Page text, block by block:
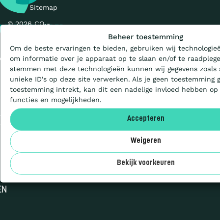
Beheer toestemming
Om de beste ervaringen te bieden, gebruiken wij
om informatie over je apparaat op te slaan en/of te
stemmen met deze technologieën kunnen wij gegevens zoals
unieke ID's op deze site verwerken. Als je geen toestemming
toestemming intrekt, kan dit een nadelige invloed hebben op
functies en mogelijkheden.
Accepteren
Weigeren
Bekijk voorkeuren
initiatief van
7a
NA Utrecht
(0)30 711 6800
© 2026 CO₂-
Sitemap
Wat is de Ladder?
Certificeren
Aanbesteden
Deelnemers
Over ons